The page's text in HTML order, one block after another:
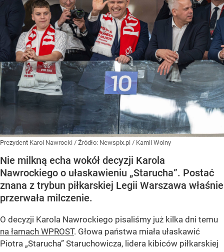
Prezydent Karol Nawrocki / Źródło: Newspix.pl / Kamil Wolny
Nie milkną echa wokół decyzji Karola
Nawrockiego o ułaskawieniu „Starucha”. Postać
znana z trybun piłkarskiej Legii Warszawa właśnie
przerwała milczenie.
O decyzji Karola Nawrockiego pisaliśmy już kilka dni temu
na łamach WPROST. Głowa państwa miała ułaskawić
Piotra „Starucha” Staruchowicza, lidera kibiców piłkarskiej